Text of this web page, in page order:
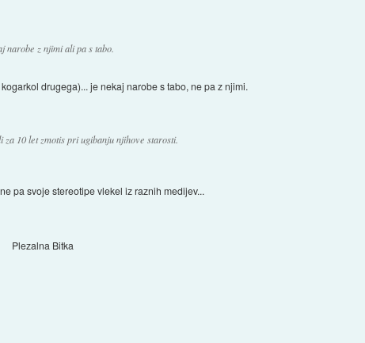
narobe z njimi ali pa s tabo.
drugega)... je nekaj narobe s tabo, ne pa z njimi.
za 10 let zmotis pri ugibanju njihove starosti.
pa svoje stereotipe vlekel iz raznih medijev...
Plezalna Bitka